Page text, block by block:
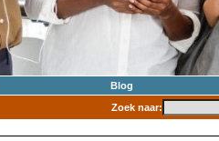
Blog
Zoek naar: